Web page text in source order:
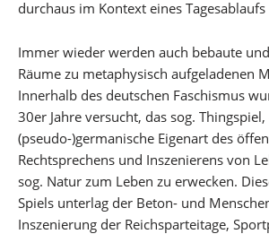
durchaus im Kontext eines Tagesablaufs
Immer wieder werden auch bebaute
Räume zu metaphysisch aufgeladenen
Innerhalb des deutschen Faschismus
30er Jahre versucht, das sog.
(pseudo-)germanische Eigenart des
Rechtsprechens und Inszenierens von
sog. Natur zum Leben zu erwecken.
Spiels unterlag der Beton- und
Inszenierung der Reichsparteitage,